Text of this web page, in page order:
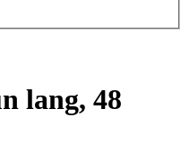
lang, 48